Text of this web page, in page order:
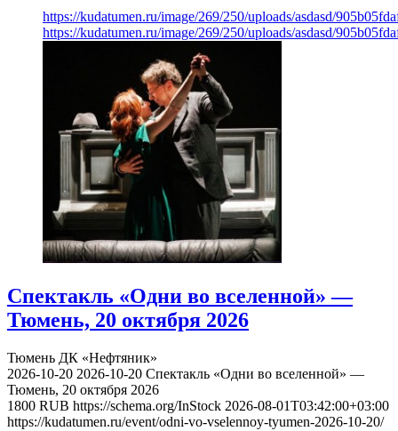
https://kudatumen.ru/image/269/250/uploads/asdasd/
https://kudatumen.ru/image/269/250/uploads/asdasd/
Спектакль «Одни во вселенной» —
Тюмень, 20 октября 2026
Тюмень ДК «Нефтяник»
2026-10-20 2026-10-20 Спектакль «Одни во вселенной» —
Тюмень, 20 октября 2026
1800 RUB https://schema.org/InStock 2026-08-01T03:42:00+03:00
https://kudatumen.ru/event/odni-vo-vselennoy-tyumen-2026-10-20/